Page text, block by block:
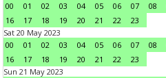
00
01 02 03 04 05 06 07 08
16
17 18 19 20 21 22
23
Sat 20 May 2023
00
01 02 03 04 05 06 07 08
16
17 18 19 20 21 22
23
Sun 21 May 2023